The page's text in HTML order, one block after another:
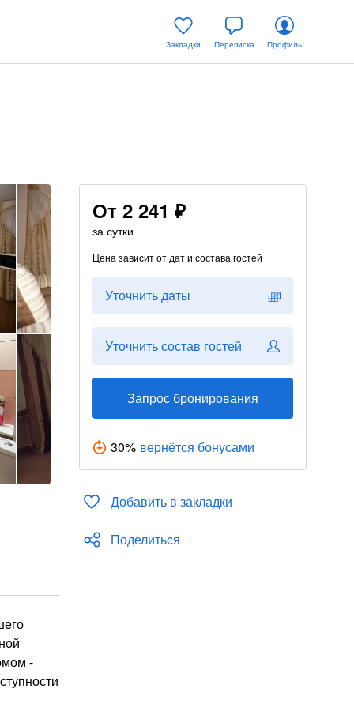
Закладки Переписка Профиль
От 2 241 ₽
за сутки
Цена зависит от дат и состава гостей
Уточнить даты
Уточнить состав гостей
Запрос бронирования
30% вернётся бонусами
Добавить в закладки
Поделиться
-